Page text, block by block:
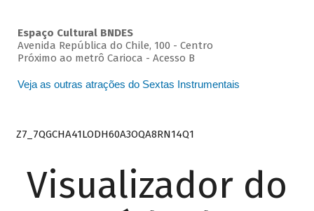
Espaço Cultural BNDES
Avenida República do Chile, 100 - Centro
Próximo ao metrô Carioca - Acesso B
Veja as outras atrações do Sextas Instrumentais
Z7_7QGCHA41LODH60A3OQA8RN14Q1
Visualizador do